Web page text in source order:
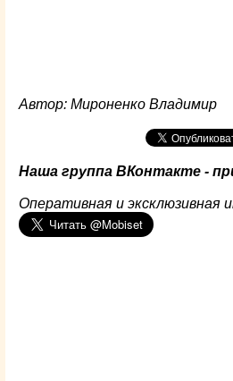
Автор: Мироненко Владимир
Наша группа ВКонтакте -
Оперативная и эксклюзивная